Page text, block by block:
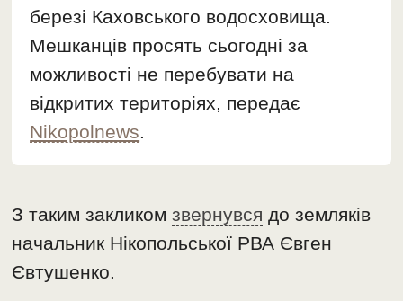
березі Каховського водосховища.
Мешканців просять сьогодні за
можливості не перебувати на
відкритих територіях, передає
Nikopolnews.
З таким закликомзвернувся до земляків
начальник Нікопольської РВА Євген
Євтушенко.